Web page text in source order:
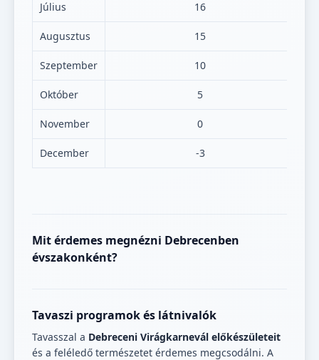
Július 16
Augusztus 15
Szeptember 10
Október 5
November 0
December -3
Mit érdemes megnézni Debrecenben
évszakonként?
Tavaszi programok és látnivalók
Tavasszal a Debreceni Virágkarnevál előkészületeit
és a feléledő természetet érdemes megcsodálni. A